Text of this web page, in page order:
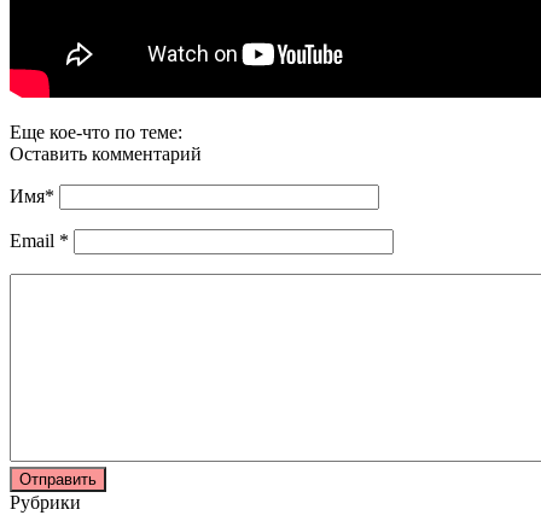
Еще кое-что по теме:
Оставить комментарий
Имя*
Email *
Рубрики